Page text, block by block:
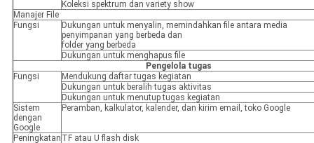
Koleksi spektrum dan variety show
Manajer File
Fungsi
Dukungan untuk menyalin, memindahkan file antara media
penyimpanan yang berbeda dan
folder yang berbeda
Dukungan untuk menghapus file
Pengelola tugas
Fungsi
Mendukung daftar tugas kegiatan
Dukungan untuk beralih tugas aktivitas
Dukungan untuk menutup tugas kegiatan
Sistem
dengan
Google
Peramban, kalkulator, kalender, dan kirim email, toko Google
Peningkatan TF atau U flash disk